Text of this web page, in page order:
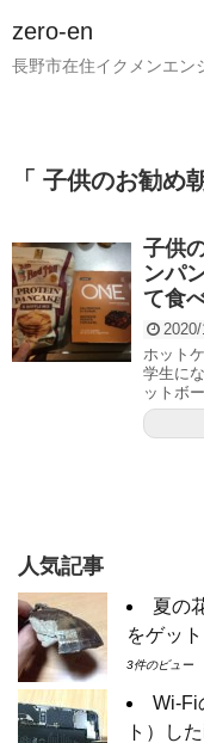
zero-en
長野市在住イクメンエン
「 子供のお勧め
子供
ンパ
て食
ホット
学生に
ットボ
人気記事
夏の
をゲッ
3件のビュー
Wi-Fi
ト）し